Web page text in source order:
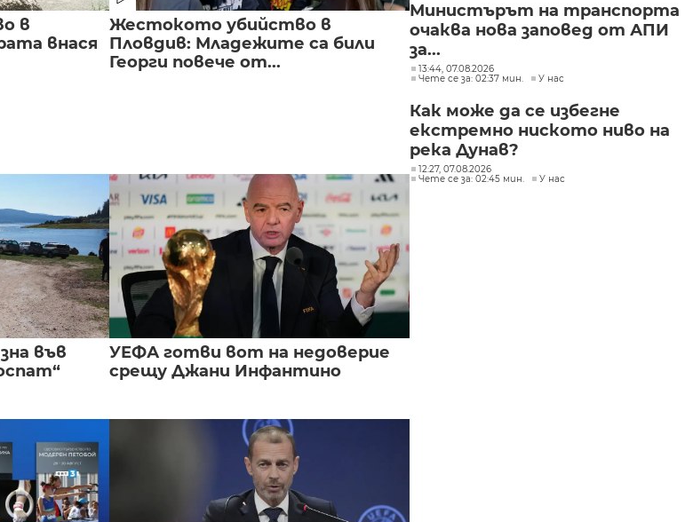
в
внася
Жестокото убийство в
Пловдив: Младежите са били
Георги повече от...
във
УЕФА готви вот на недоверие
срещу Джани Инфантино
Министърът на транспорта
очаква нова заповед от АПИ
за...
13:44, 07.08.2026
Чете се за: 02:37 мин.
У нас
Как може да се избегне
екстремно ниското ниво на
река Дунав?
12:27, 07.08.2026
Чете се за: 02:45 мин.
У нас